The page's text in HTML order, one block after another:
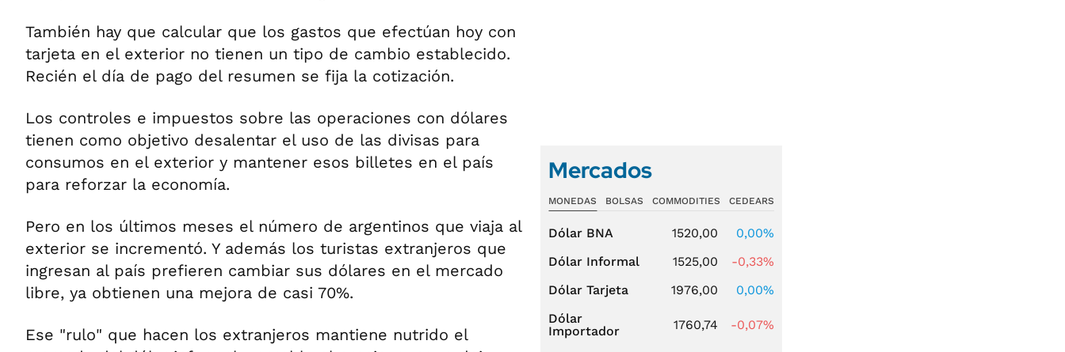
También hay que calcular que los gastos que efectúan hoy con
tarjeta en el exterior no tienen un tipo de cambio establecido.
Recién el día de pago del resumen se fija la cotización.
Los controles e impuestos sobre las operaciones con dólares
tienen como objetivo desalentar el uso de las divisas para
consumos en el exterior y mantener esos billetes en el país
para reforzar la economía.
Pero en los últimos meses el número de argentinos que viaja al
exterior se incrementó. Y además los turistas extranjeros que
ingresan al país prefieren cambiar sus dólares en el mercado
libre, ya obtienen una mejora de casi 70%.
Ese "rulo" que hacen los extranjeros mantiene nutrido el
Mercados
MONEDAS BOLSAS COMMODITIES CEDEARS
Dólar BNA 1520,00
0,00%
Dólar Informal
1525,00
-0,33%
Dólar Tarjeta
1976,00
0,00%
Dólar
Importador
1760,74 -0,07%